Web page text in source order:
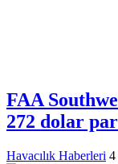
FAA
272 dolar
Havacılık Haberleri 4